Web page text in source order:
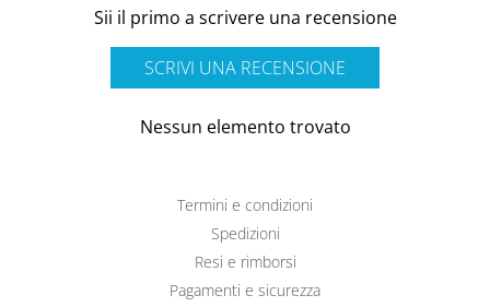
Sii il primo a scrivere una recensione
SCRIVI UNA RECENSIONE
Nessun elemento trovato
Termini e condizioni
Spedizioni
Resi e rimborsi
Pagamenti e sicurezza